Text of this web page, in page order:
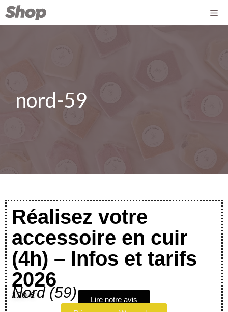
nord-59
Réalisez votre
accessoire en cuir
(4h) – Infos et tarifs
2026
Nord (59)
120 €
Lire notre avis